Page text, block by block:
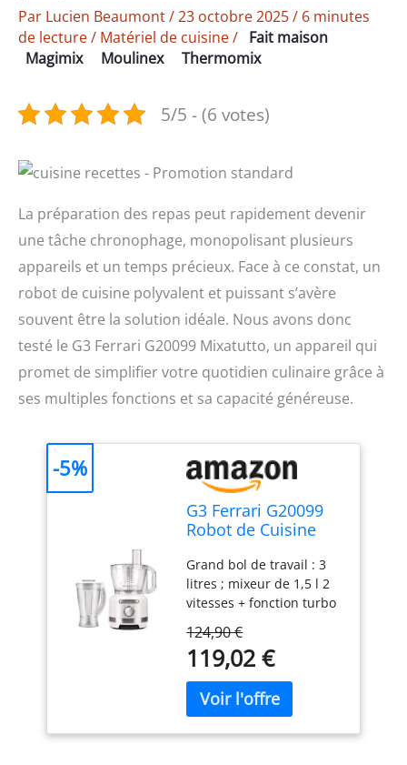
Par Lucien Beaumont/23 octobre 2025/ 6 minutes
de lecture/ Matériel de cuisine/ Fait maison
Magimix
Moulinex Thermomix
5/5 - (6 votes)
La préparation des repas peut rapidement devenir
une tâche chronophage, monopolisant plusieurs
appareils et un temps précieux. Face à ce constat, un
robot de cuisine polyvalent et puissant s’avère
souvent être la solution idéale. Nous avons donc
testé le G3 Ferrari G20099 Mixatutto, un appareil qui
promet de simplifier votre quotidien culinaire grâce à
ses multiples fonctions et sa capacité généreuse.
G3 Ferrari G20099
Robot de Cuisine
Mixatutto, 1000W,
Bol de 3 L, 2
vitesses avec Pulse,
3 disques
réversibles en INOX,
Inclus blender de
1,5 L, Blanc/Inox.
Grand bol de travail : 3
litres ; mixeur de 1,5 l 2
vitesses + fonction turbo
disques réversibles en
inox pour trancher et
julienne pour râper et
passer les pommes de
terre Pieds antidérapants
avec ventouse Double
124,90 €
119,02 €
-5%